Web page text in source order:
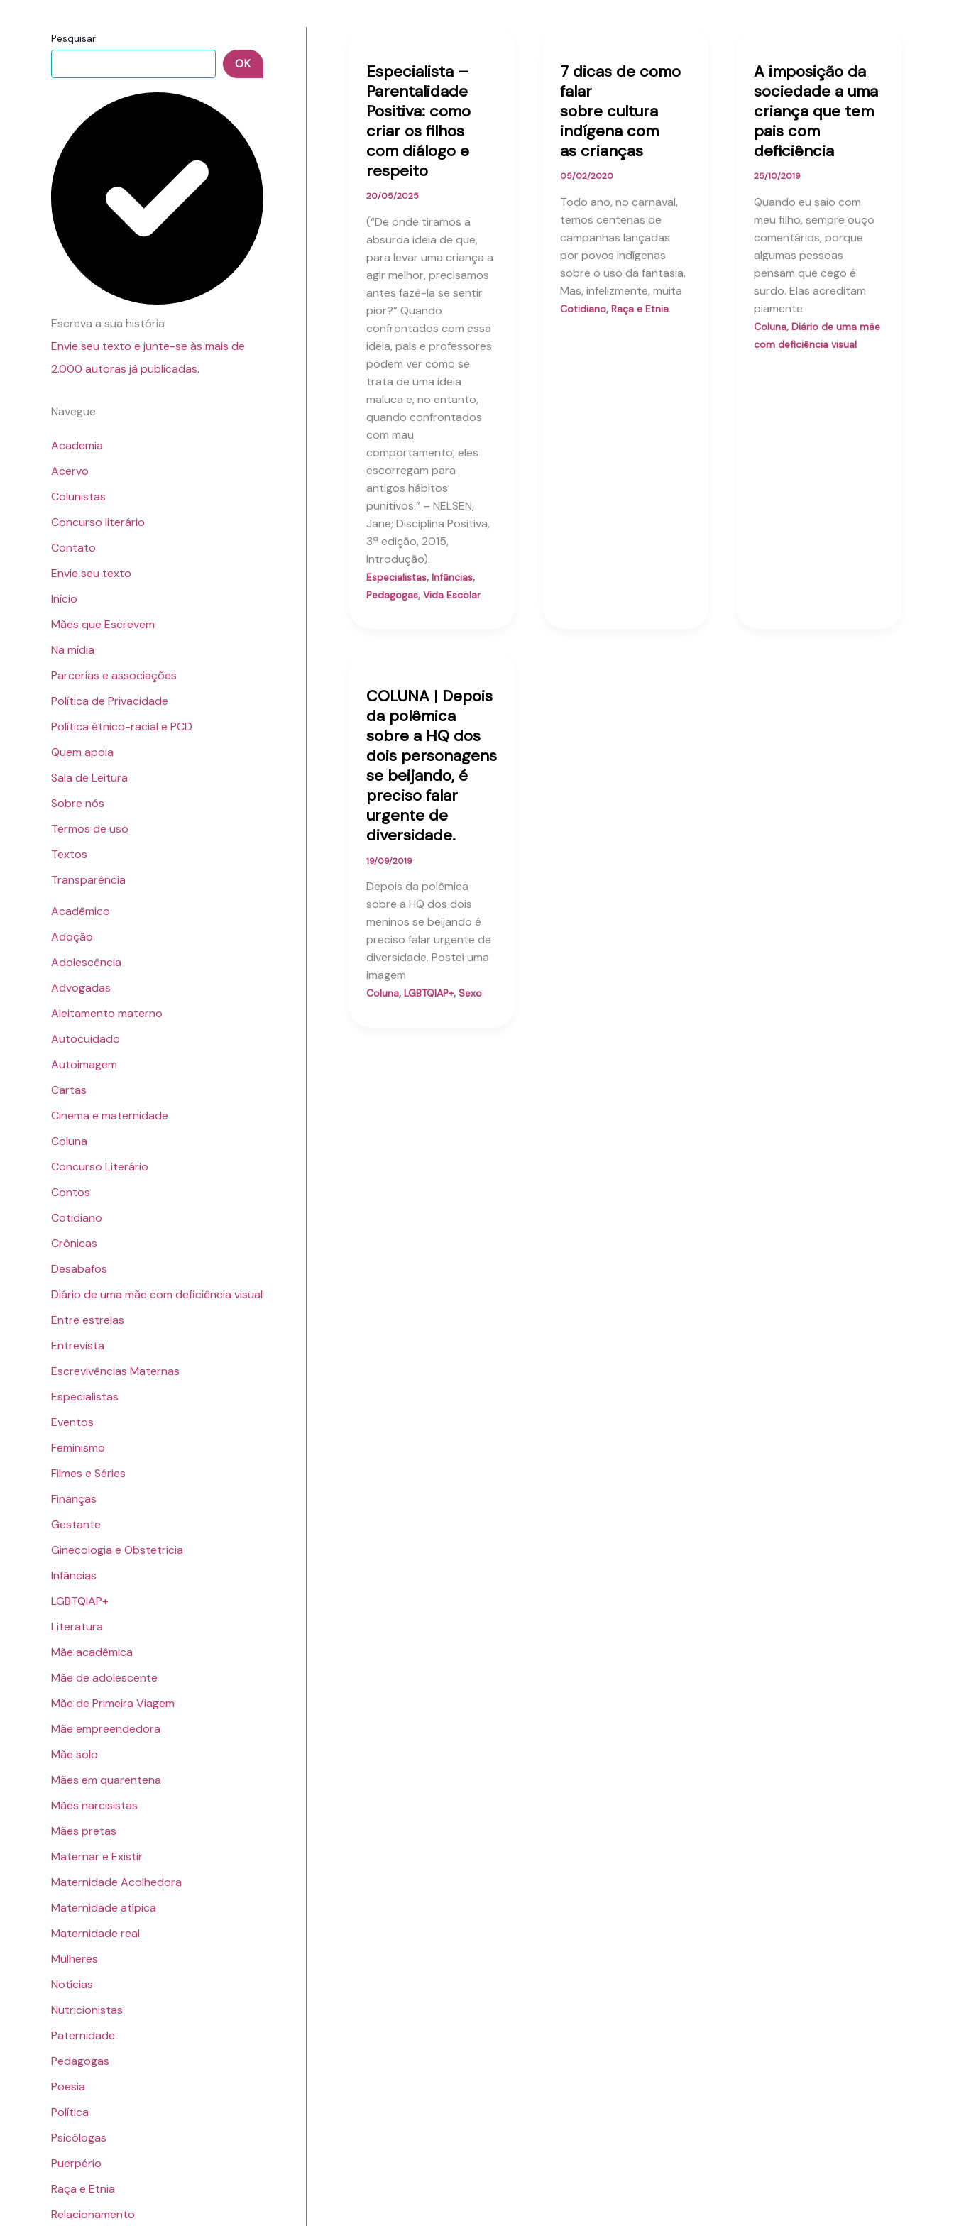
Pesquisar
OK
Escreva a sua história
Envie seu texto e junte-se às mais de
2.000 autoras já publicadas.
Navegue
Academia
Acervo
Colunistas
Concurso literário
Contato
Envie seu texto
Início
Mães que Escrevem
Na mídia
Parcerias e associações
Política de Privacidade
Política étnico-racial e PCD
Quem apoia
Sala de Leitura
Sobre nós
Termos de uso
Textos
Transparência
Acadêmico
Adoção
Adolescência
Advogadas
Aleitamento materno
Autocuidado
Autoimagem
Cartas
Cinema e maternidade
Coluna
Concurso Literário
Contos
Cotidiano
Crônicas
Desabafos
Diário de uma mãe com deficiência visual
Entre estrelas
Entrevista
Escrevivências Maternas
Especialistas
Eventos
Feminismo
Filmes e Séries
Finanças
Gestante
Ginecologia e Obstetrícia
Infâncias
LGBTQIAP+
Literatura
Mãe acadêmica
Mãe de adolescente
Mãe de Primeira Viagem
Mãe empreendedora
Mãe solo
Mães em quarentena
Mães narcisistas
Mães pretas
Maternar e Existir
Maternidade Acolhedora
Maternidade atípica
Maternidade real
Mulheres
Notícias
Nutricionistas
Paternidade
Pedagogas
Poesia
Política
Psicólogas
Puerpério
Raça e Etnia
Relacionamento
Especialista –
Parentalidade
Positiva: como
criar os filhos
com diálogo e
respeito
20/05/2025
(“De onde tiramos a
absurda ideia de que,
para levar uma criança a
agir melhor, precisamos
antes fazê-la se sentir
pior?” Quando
confrontados com essa
ideia, pais e professores
podem ver como se
trata de uma ideia
maluca e, no entanto,
quando confrontados
com mau
comportamento, eles
escorregam para
antigos hábitos
punitivos.” – NELSEN,
Jane; Disciplina Positiva,
3ª edição, 2015,
Introdução).
Especialistas, Infâncias,
Pedagogas, Vida Escolar
7 dicas de como
falar
sobre cultura
indígena com
as crianças
05/02/2020
Todo ano, no carnaval,
temos centenas de
campanhas lançadas
por povos indígenas
sobre o uso da fantasia.
Mas, infelizmente, muita
Cotidiano, Raça e Etnia
A imposição da
sociedade a uma
criança que tem
pais com
deficiência
25/10/2019
Quando eu saio com
meu filho, sempre ouço
comentários, porque
algumas pessoas
pensam que cego é
surdo. Elas acreditam
piamente
Coluna, Diário de uma mãe
com deficiência visual
COLUNA | Depois
da polêmica
sobre a HQ dos
dois personagens
se beijando, é
preciso falar
urgente de
diversidade.
19/09/2019
Depois da polêmica
sobre a HQ dos dois
meninos se beijando é
preciso falar urgente de
diversidade. Postei uma
imagem
Coluna, LGBTQIAP+, Sexo